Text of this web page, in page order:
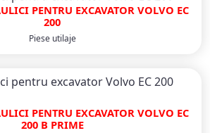
PENTRU EXCAVATOR VOLVO EC
200
Piese utilaje
PENTRU EXCAVATOR VOLVO EC
200 B PRIME